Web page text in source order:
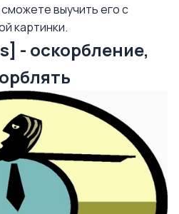
выучить его с
картинки.
- оскорбление,